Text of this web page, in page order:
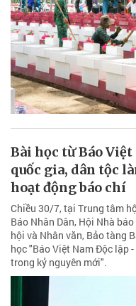
Bài học từ Báo
quốc gia, dân tộc
hoạt động báo chí
Chiều 30/7, tại Trung tâm
Báo Nhân Dân, Hội Nhà
hội và Nhân văn, Bảo tàng
học "Báo Việt Nam Độc lập
trong kỷ nguyên mới".